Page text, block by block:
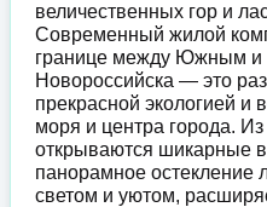
величественных гор и
Современный жилой
границе между Южным и
Новороссийска — это
прекрасной экологией и
моря и центра города.
открываются шикарные
панорамное остекление
светом и уютом,